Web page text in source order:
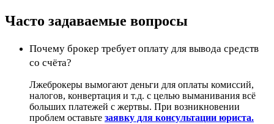
Часто задаваемые вопросы
Почему брокер требует оплату для вывода средств
со счёта?
Лжеброкеры вымогают деньги для оплаты комиссий,
налогов, конвертация и т.д. с целью выманивания всё
больших платежей с жертвы. При возникновении
проблем оставьте заявку для консультации юриста.